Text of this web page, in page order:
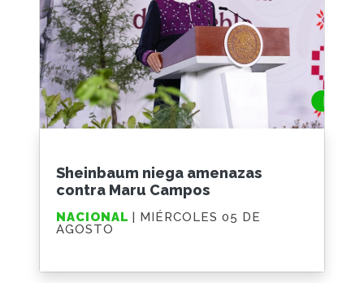
Sheinbaum niega amenazas
contra Maru Campos
NACIONAL | MIÉRCOLES 05 DE
AGOSTO